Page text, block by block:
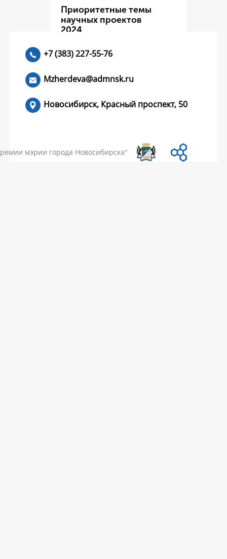
Приоритетные темы
научных проектов
2024
ЧИТАТЬ >
+7 (383) 227-55-76
Mzherdeva@admnsk.ru
Новосибирск, Красный проспект, 50
мэрии города Новосибирска"